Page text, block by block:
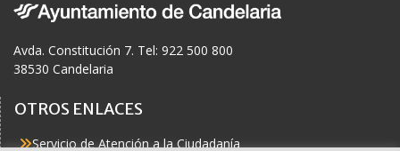
k
Avda. Constitución 7. Tel: 922 500 800
38530 Candelaria
OTROS ENLACES
Servicio de Atención a la Ciudadanía